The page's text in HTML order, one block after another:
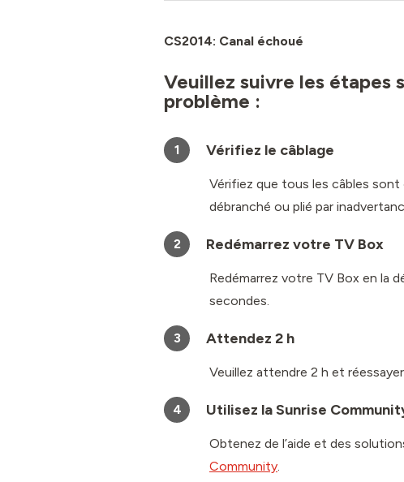
CS2014: Canal échoué
Veuillez suivre les étapes
problème :
1 Vérifiez le câblage
Vérifiez que tous les câbles sont
débranché ou plié par
2 Redémarrez votre TV Box
Redémarrez votre TV Box en la
secondes.
3 Attendez 2 h
Veuillez attendre 2 h et
4 Utilisez la Sunrise
Obtenez de l’aide et des
Community.